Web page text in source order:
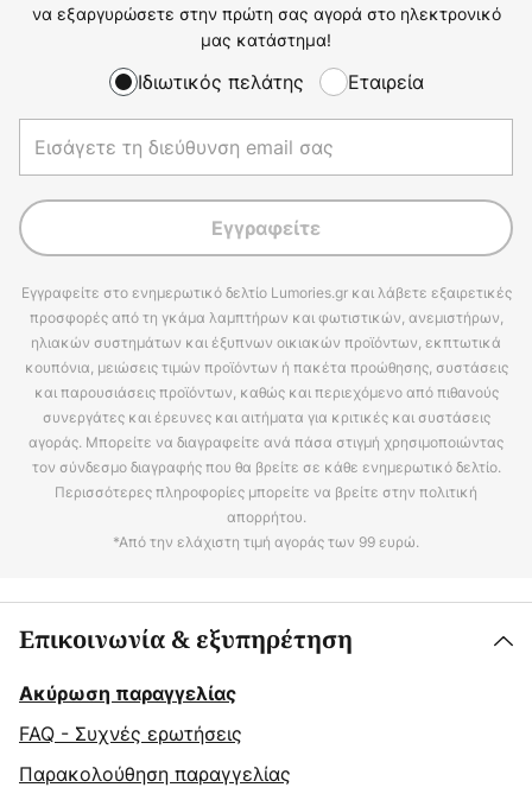
να εξαργυρώσετε στην πρώτη σας αγορά στο ηλεκτρονικό
μας κατάστημα!
Ιδιωτικός πελάτης Εταιρεία
Εγγραφείτε
Εγγραφείτε στο ενημερωτικό δελτίο Lumories.gr και λάβετε εξαιρετικές
προσφορές από τη γκάμα λαμπτήρων και φωτιστικών, ανεμιστήρων,
ηλιακών συστημάτων και έξυπνων οικιακών προϊόντων, εκπτωτικά
κουπόνια, μειώσεις τιμών προϊόντων ή πακέτα προώθησης, συστάσεις
και παρουσιάσεις προϊόντων, καθώς και περιεχόμενο από πιθανούς
συνεργάτες και έρευνες και αιτήματα για κριτικές και συστάσεις
αγοράς. Μπορείτε να διαγραφείτε ανά πάσα στιγμή χρησιμοποιώντας
τον σύνδεσμο διαγραφής που θα βρείτε σε κάθε ενημερωτικό δελτίο.
Περισσότερες πληροφορίες μπορείτε να βρείτε στην πολιτική
απορρήτου.
*Από την ελάχιστη τιμή αγοράς των 99 ευρώ.
Επικοινωνία & εξυπηρέτηση
Ακύρωση παραγγελίας
FAQ - Συχνές ερωτήσεις
Παρακολούθηση παραγγελίας